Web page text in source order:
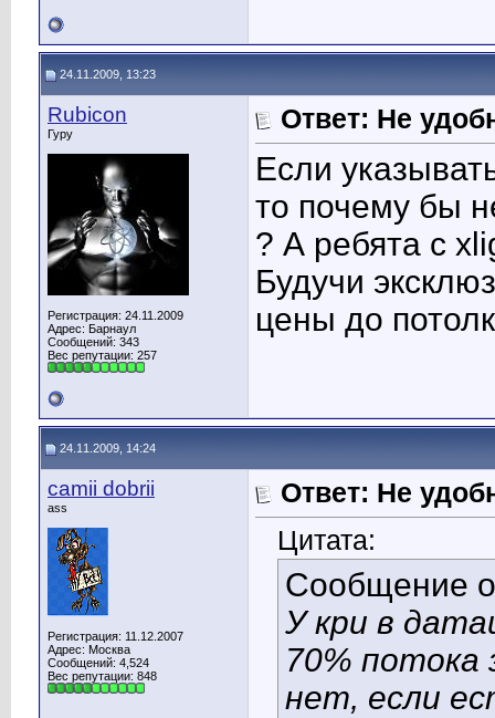
24.11.2009, 13:23
Rubicon
Гуру
Регистрация: 24.11.2009
Адрес: Барнаул
Сообщений: 343
Вес репутации: 257
Ответ: Не
Если
то почему бы
? А ребята с
Будучи
цены до
24.11.2009, 14:24
camii dobrii
ass
Регистрация: 11.12.2007
Адрес: Москва
Сообщений: 4,524
Вес репутации: 848
Ответ: Не
Цитата:
Сообщение
У кри в
70% потока
нет, если